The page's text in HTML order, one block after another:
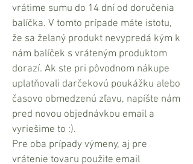
vrátime sumu do 14 dní od doručenia
balíčka. V tomto prípade máte istotu,
že sa želaný produkt nevypredá kým k
nám balíček s vráteným produktom
dorazí. Ak ste pri pôvodnom nákupe
uplatňovali darčekovú poukážku alebo
časovo obmedzenú zľavu, napíšte nám
pred novou objednávkou email a
vyriešime to :).
Pre oba prípady výmeny, aj pre
vrátenie tovaru použite email